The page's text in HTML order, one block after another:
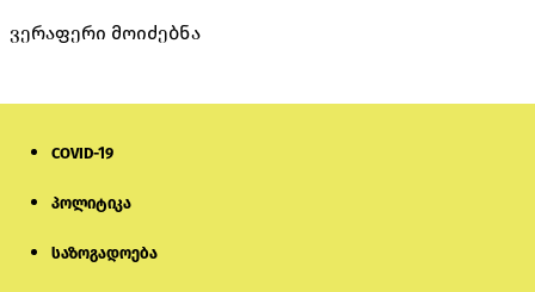
ვერაფერი მოიძებნა
COVID-19
პოლიტიკა
საზოგადოება